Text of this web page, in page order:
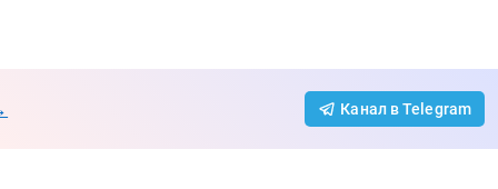
Канал в Telegram